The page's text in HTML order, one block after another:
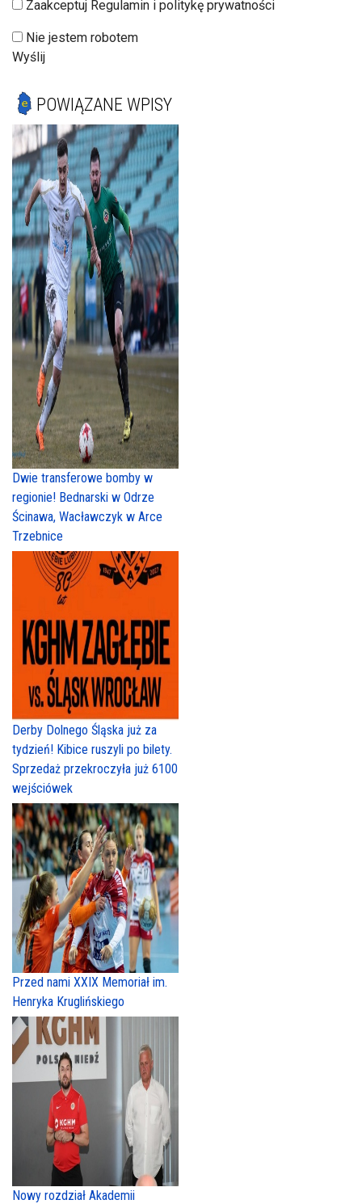
Zaakceptuj Regulamin i politykę prywatności
Nie jestem robotem
Wyślij
POWIĄZANE WPISY
Dwie transferowe bomby w
regionie! Bednarski w Odrze
Ścinawa, Wacławczyk w Arce
Trzebnice
Derby Dolnego Śląska już za
tydzień! Kibice ruszyli po bilety.
Sprzedaż przekroczyła już 6100
wejściówek
Przed nami XXIX Memoriał im.
Henryka Kruglińskiego
Nowy rozdział Akademii